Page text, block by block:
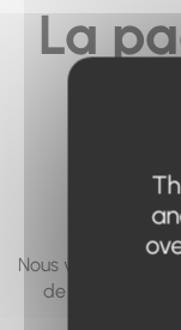
La
Nous vous
de page, ou à